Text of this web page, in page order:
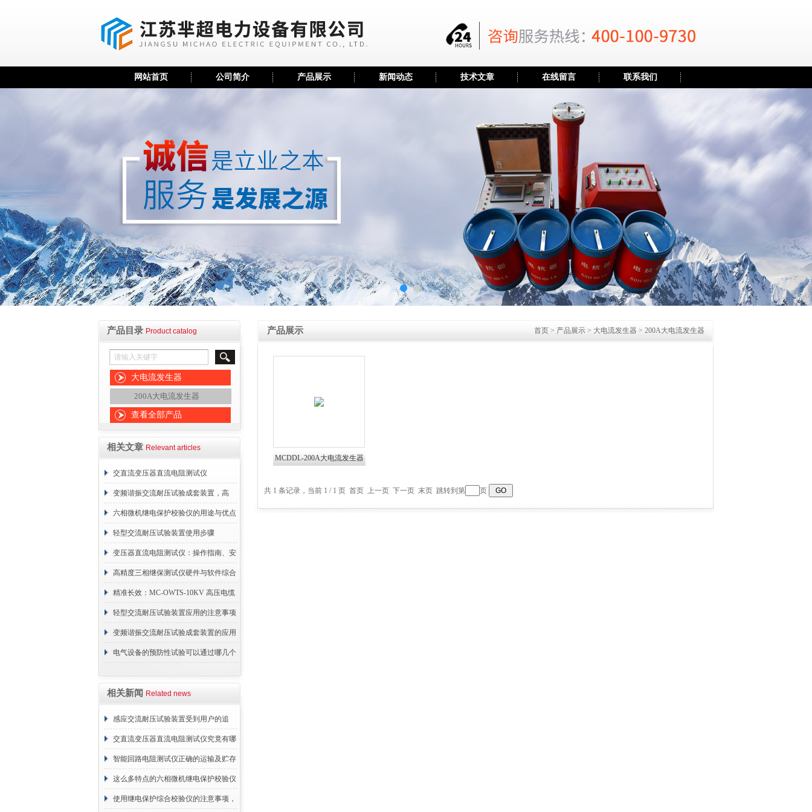
网站首页 公司简介 产品展示 新闻动态 技术文章 在线留言 联系我们
产品目录 Product catalog
大电流发生器
200A大电流发生器
查看全部产品
相关文章 Relevant articles
交直流变压器直流电阻测试仪
变频谐振交流耐压试验成套装置，高
效、安全、精准的电力测试利器
六相微机继电保护校验仪的用途与优点
解析
轻型交流耐压试验装置使用步骤
变压器直流电阻测试仪：操作指南、安
全措施与技术指标
高精度三相继保测试仪硬件与软件综合
亮点
精准长效：MC-OWTS-10KV 高压电缆
局部放电测试仪精度维护方案
轻型交流耐压试验装置应用的注意事项
变频谐振交流耐压试验成套装置的应用
与安装
电气设备的预防性试验可以通过哪几个
相关新闻 Related news
感应交流耐压试验装置受到用户的追
捧，它的魅力何在？
交直流变压器直流电阻测试仪究竟有哪
些特别之处呢？
智能回路电阻测试仪正确的运输及贮存
方法介绍
这么多特点的六相微机继电保护校验仪
你见过吗
使用继电保护综合校验仪的注意事项，
产品展示 首页 > 产品展示 > 大电流发生器 > 200A大电流发生器
MCDDL-200A大电流发生器
共 1 条记录，当前 1 / 1 页 首页 上一页 下一页 末页 跳转到第 页